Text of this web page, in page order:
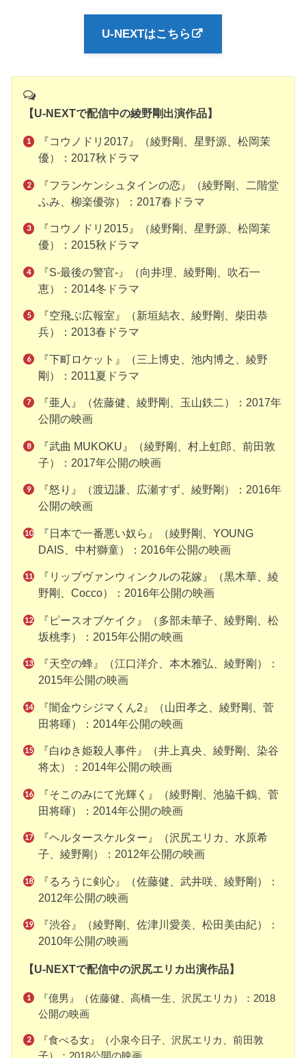
U-NEXTはこちら
【U-NEXTで配信中の綾野剛出演作品】
『コウノドリ2017』（綾野剛、星野源、松岡茉
優）：2017秋ドラマ
『フランケンシュタインの恋』（綾野剛、二階堂
ふみ、柳楽優弥）：2017春ドラマ
『コウノドリ2015』（綾野剛、星野源、松岡茉
優）：2015秋ドラマ
『S-最後の警官-』（向井理、綾野剛、吹石一
恵）：2014冬ドラマ
『空飛ぶ広報室』（新垣結衣、綾野剛、柴田恭
兵）：2013春ドラマ
『下町ロケット』（三上博史、池内博之、綾野
剛）：2011夏ドラマ
『亜人』（佐藤健、綾野剛、玉山鉄二）：2017年
公開の映画
『武曲 MUKOKU』（綾野剛、村上虹郎、前田敦
子）：2017年公開の映画
『怒り』（渡辺謙、広瀬すず、綾野剛）：2016年
公開の映画
『日本で一番悪い奴ら』（綾野剛、YOUNG
DAIS、中村獅童）：2016年公開の映画
『リップヴァンウィンクルの花嫁』（黒木華、綾
野剛、Cocco）：2016年公開の映画
『ピースオブケイク』（多部未華子、綾野剛、松
坂桃李）：2015年公開の映画
『天空の蜂』（江口洋介、本木雅弘、綾野剛）：
2015年公開の映画
『闇金ウシジマくん2』（山田孝之、綾野剛、菅
田将暉）：2014年公開の映画
『白ゆき姫殺人事件』（井上真央、綾野剛、染谷
将太）：2014年公開の映画
『そこのみにて光輝く』（綾野剛、池脇千鶴、菅
田将暉）：2014年公開の映画
『ヘルタースケルター』（沢尻エリカ、水原希
子、綾野剛）：2012年公開の映画
『るろうに剣心』（佐藤健、武井咲、綾野剛）：
2012年公開の映画
『渋谷』（綾野剛、佐津川愛美、松田美由紀）：
2010年公開の映画
【U-NEXTで配信中の沢尻エリカ出演作品】
『億男』（佐藤健、高橋一生、沢尻エリカ）：2018
公開の映画
『食べる女』（小泉今日子、沢尻エリカ、前田敦